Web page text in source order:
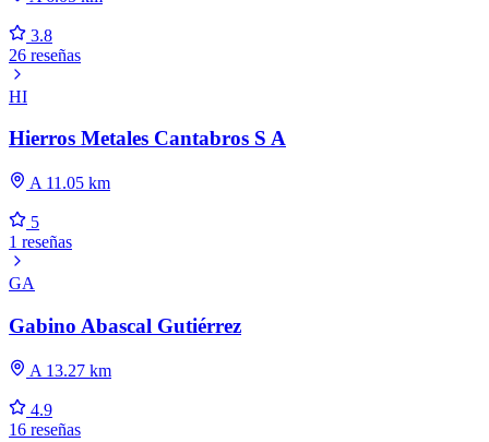
3.8
26 reseñas
HI
Hierros Metales Cantabros S A
A 11.05 km
5
1 reseñas
GA
Gabino Abascal Gutiérrez
A 13.27 km
4.9
16 reseñas